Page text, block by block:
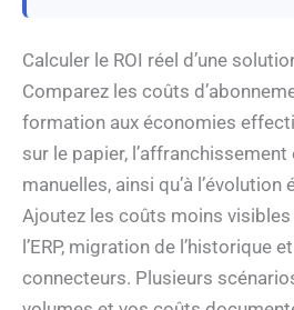
Calculer le ROI réel d’une
Comparez les coûts
formation aux économies
sur le papier,
manuelles, ainsi qu’à l’évolution
Ajoutez les coûts moins
l’ERP, migration de l’historique
connecteurs. Plusieurs